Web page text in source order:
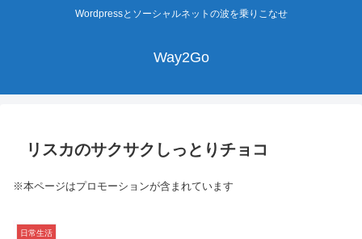
Wordpressとソーシャルネットの波を乗りこなせ
Way2Go
リスカのサクサクしっとりチョコ
※本ページはプロモーションが含まれています
日常生活